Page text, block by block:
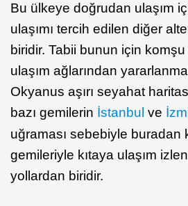
Bu ülkeye doğrudan ulaşım
ulaşımı tercih edilen diğer
biridir. Tabii bunun için
ulaşım ağlarından
Okyanus aşırı seyahat
bazı gemilerin İstanbul ve
uğraması sebebiyle buradan
gemileriyle kıtaya ulaşım
yollardan biridir.